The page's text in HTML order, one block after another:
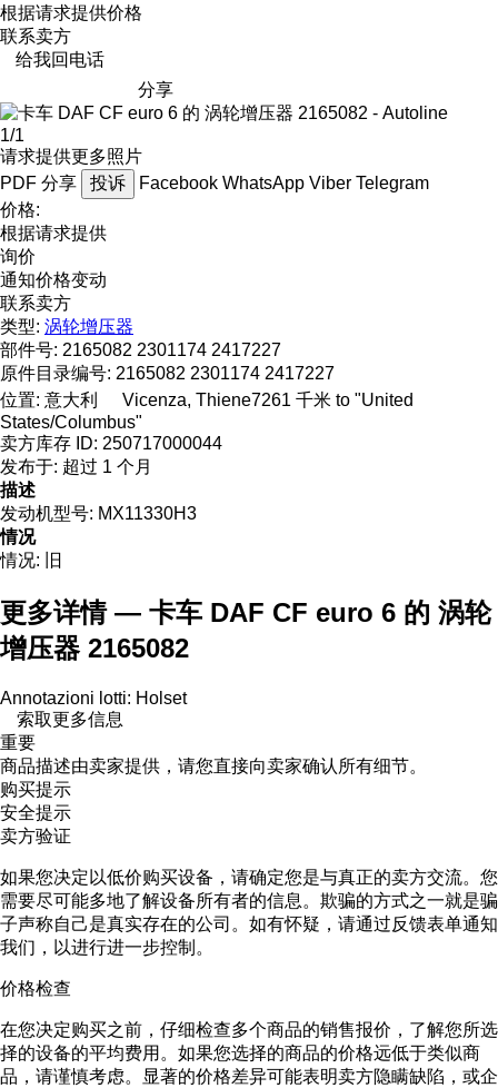
根据请求提供价格
联系卖方
给我回电话
分享
1/1
请求提供更多照片
PDF 分享 投诉 Facebook WhatsApp Viber Telegram
价格:
根据请求提供
询价
通知价格变动
联系卖方
类型: 涡轮增压器
部件号: 2165082 2301174 2417227
原件目录编号: 2165082 2301174 2417227
位置: 意大利 Vicenza, Thiene7261 千米 to "United
States/Columbus"
卖方库存 ID: 250717000044
发布于: 超过 1 个月
描述
发动机型号: MX11330H3
情况
情况:
旧
更多详情 — 卡车 DAF CF euro 6 的 涡轮
增压器 2165082
Annotazioni lotti: Holset
索取更多信息
重要
商品描述由卖家提供，请您直接向卖家确认所有细节。
购买提示
安全提示
卖方验证
如果您决定以低价购买设备，请确定您是与真正的卖方交流。您
需要尽可能多地了解设备所有者的信息。欺骗的方式之一就是骗
子声称自己是真实存在的公司。如有怀疑，请通过反馈表单通知
我们，以进行进一步控制。
价格检查
在您决定购买之前，仔细检查多个商品的销售报价，了解您所选
择的设备的平均费用。如果您选择的商品的价格远低于类似商
品，请谨慎考虑。显著的价格差异可能表明卖方隐瞒缺陷，或企